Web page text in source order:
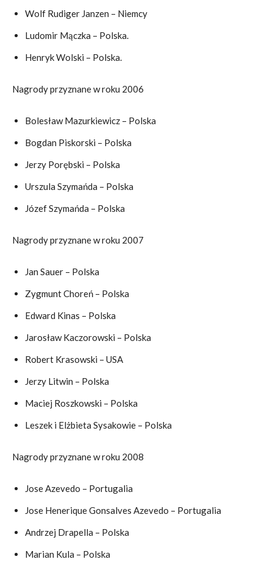
Wolf Rudiger Janzen – Niemcy
Ludomir Mączka – Polska.
Henryk Wolski – Polska.
Nagrody przyznane w roku 2006
Bolesław Mazurkiewicz – Polska
Bogdan Piskorski – Polska
Jerzy Porębski – Polska
Urszula Szymańda – Polska
Józef Szymańda – Polska
Nagrody przyznane w roku 2007
Jan Sauer – Polska
Zygmunt Choreń – Polska
Edward Kinas – Polska
Jarosław Kaczorowski – Polska
Robert Krasowski – USA
Jerzy Litwin – Polska
Maciej Roszkowski – Polska
Leszek i Elżbieta Sysakowie – Polska
Nagrody przyznane w roku 2008
Jose Azevedo – Portugalia
Jose Henerique Gonsalves Azevedo – Portugalia
Andrzej Drapella – Polska
Marian Kula – Polska